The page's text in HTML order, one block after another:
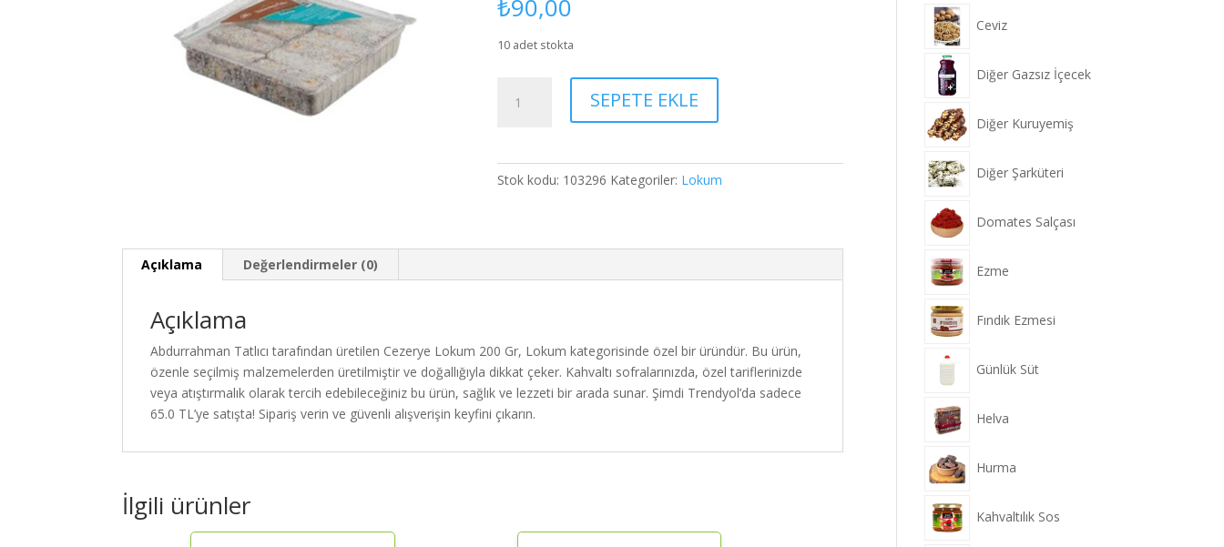
₺90,00
10 adet stokta
Tatlıcı
|
adet
SEPETE EKLE
Stok kodu: 103296 Kategoriler: Lokum
Açıklama Değerlendirmeler (0)
Açıklama
Abdurrahman Tatlıcı tarafından üretilen Cezerye Lokum 200 Gr, Lokum kategorisinde özel bir üründür. Bu ürün,
özenle seçilmiş malzemelerden üretilmiştir ve doğallığıyla dikkat çeker. Kahvaltı sofralarınızda, özel tariflerinizde
veya atıştırmalık olarak tercih edebileceğiniz bu ürün, sağlık ve lezzeti bir arada sunar. Şimdi Trendyol’da sadece
65.0 TL’ye satışta! Sipariş verin ve güvenli alışverişin keyfini çıkarın.
İlgili ürünler
Ceviz
Diğer Gazsız İçecek
Diğer Kuruyemiş
Diğer Şarküteri
Domates Salçası
Ezme
Fındık Ezmesi
Günlük Süt
Helva
Hurma
Kahvaltılık Sos